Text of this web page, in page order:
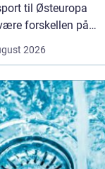
til Østeuropa
forskellen på
forsinkelser. Mange
Ukraine
af regionen for
nye kunder og
Men v...
2026